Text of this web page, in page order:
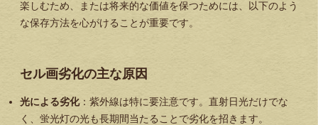
楽しむため、または将来的な価値を保つためには、以下のよう
な保存方法を心がけることが重要です。
セル画劣化の主な原因
光による劣化：紫外線は特に要注意です。直射日光だけでな
く、蛍光灯の光も長期間当たることで劣化を招きます。